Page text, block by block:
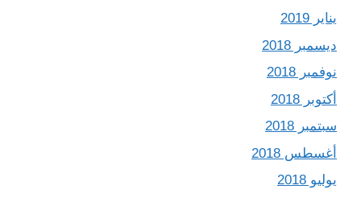
يناير 2019
ديسمبر 2018
نوفمبر 2018
أكتوبر 2018
سبتمبر 2018
أغسطس 2018
يوليو 2018